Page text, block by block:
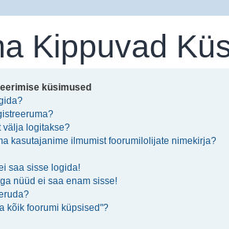
Kippuvad
küsimused
välja logitakse?
kasutajanime ilmumist foorumilolijate nimekirja?
saa sisse logida!
nüüd ei saa enam sisse!
kõik foorumi küpsised"?